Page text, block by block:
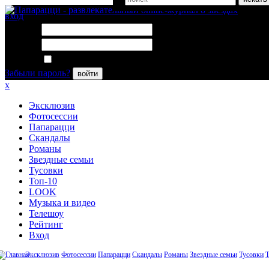
вход
Забыли пароль?
войти
x
Эксклюзив
Фотосессии
Папарацци
Скандалы
Романы
Звездные семьи
Тусовки
Топ-10
LOOK
Музыка и видео
Телешоу
Рейтинг
Вход
Эксклюзив Фотосессии Папарацци Скандалы Романы Звездные семьи Тусовки